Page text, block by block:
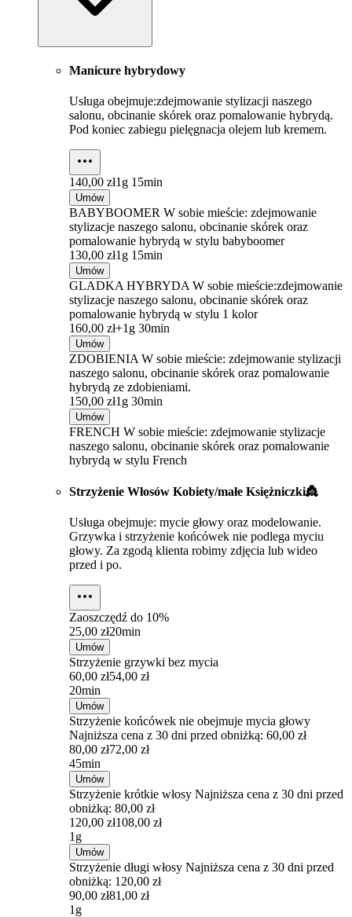
Manicure hybrydowy
Usługa obejmuje:zdejmowanie stylizacji naszego
salonu, obcinanie skórek oraz pomalowanie hybrydą.
Pod koniec zabiegu pielęgnacja olejem lub kremem.
140,00 zł1g 15min
Umów
BABYBOOMER W sobie mieście: zdejmowanie
stylizacje naszego salonu, obcinanie skórek oraz
pomalowanie hybrydą w stylu babyboomer
130,00 zł1g 15min
Umów
GLADKA HYBRYDA W sobie mieście:zdejmowanie
stylizacje naszego salonu, obcinanie skórek oraz
pomalowanie hybrydą w stylu 1 kolor
160,00 zł+1g 30min
Umów
ZDOBIENIA W sobie mieście: zdejmowanie stylizacji
naszego salonu, obcinanie skórek oraz pomalowanie
hybrydą ze zdobieniami.
150,00 zł1g 30min
Umów
FRENCH W sobie mieście: zdejmowanie stylizacje
naszego salonu, obcinanie skórek oraz pomalowanie
hybrydą w stylu French
Strzyżenie Włosów Kobiety/małe Księżniczki👸
Usługa obejmuje: mycie głowy oraz modelowanie.
Grzywka i strzyżenie końcówek nie podlega myciu
głowy. Za zgodą klienta robimy zdjęcia lub wideo
przed i po.
Zaoszczędź do 10%
25,00 zł20min
Umów
Strzyżenie grzywki bez mycia
60,00 zł54,00 zł
20min
Umów
Strzyżenie końcówek nie obejmuje mycia głowy
Najniższa cena z 30 dni przed obniżką: 60,00 zł
80,00 zł72,00 zł
45min
Umów
Strzyżenie krótkie włosy Najniższa cena z 30 dni przed
obniżką: 80,00 zł
120,00 zł108,00 zł
1g
Umów
Strzyżenie długi włosy Najniższa cena z 30 dni przed
obniżką: 120,00 zł
90,00 zł81,00 zł
1g